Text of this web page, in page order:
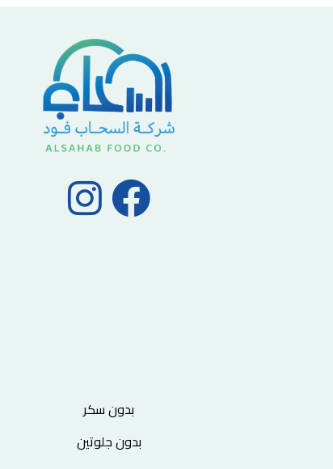
بدون سكر
بدون جلوتين